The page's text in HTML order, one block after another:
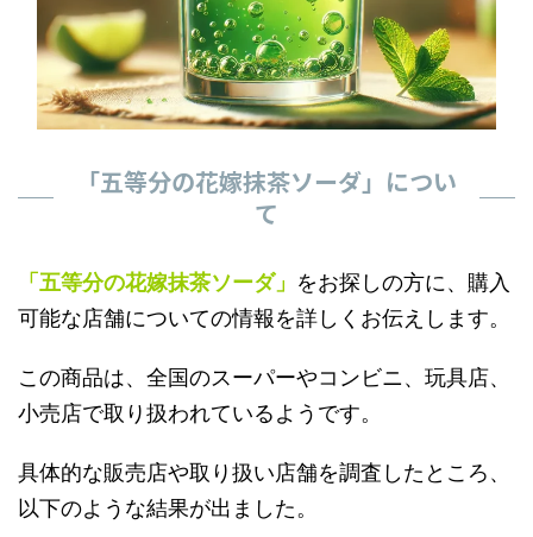
「五等分の花嫁抹茶ソーダ」につい
て
「五等分の花嫁抹茶ソーダ」 をお探しの方に、購入
可能な店舗についての情報を詳しくお伝えします。
この商品は、全国のスーパーやコンビニ、玩具店、
小売店で取り扱われているようです。
具体的な販売店や取り扱い店舗を調査したところ、
以下のような結果が出ました。